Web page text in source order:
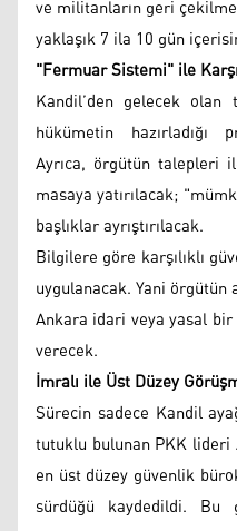
ve militanların geri
yaklaşık 7 ila 10 gün
"Fermuar Sistemi" ile
Kandil’den gelecek olan
hükümetin hazırladığı
Ayrıca, örgütün talepleri
masaya yatırılacak;
başlıklar ayrıştırılacak.
Bilgilere göre karşılıklı
uygulanacak. Yani örgütün
Ankara idari veya yasal bir
verecek.
İmralı ile Üst Düzey
Sürecin sadece Kandil
tutuklu bulunan PKK
en üst düzey güvenlik
sürdüğü kaydedildi. Bu